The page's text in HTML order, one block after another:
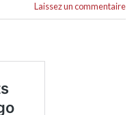
Laissez un commentaire